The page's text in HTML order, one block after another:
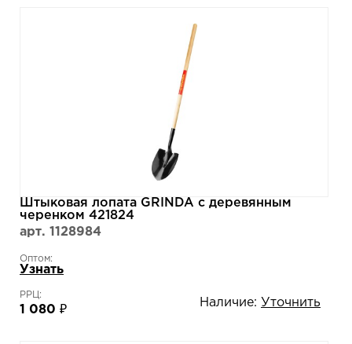
Штыковая лопата GRINDA с деревянным
черенком 421824
арт. 1128984
Оптом:
Узнать
РРЦ:
1 080 ₽
Наличие: Уточнить